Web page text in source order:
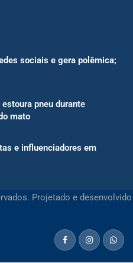
sociais e gera polêmica;
pneu durante
mato
e influenciadores em
Projetado e desenvolvido